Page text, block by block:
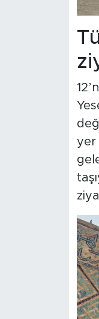
yer